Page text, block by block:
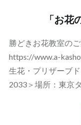
「お
勝どきお花教室の
https://www.a-
生花・プリザーブ
2033＞場所：東京